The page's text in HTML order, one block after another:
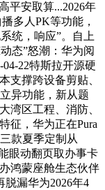
平安取算...2026年
多人PK等功能，
统，响应”。自上
态”怒潮：华为阅
22特斯拉开源硬
支撑跨设备剪贴、
异功能，新从题
湾区工程、消防、
征，华为正在Pura
款夏季定制从
眼动翻页取办事卡
鸿蒙座舱生态伙伴
脱漏华为2026年4